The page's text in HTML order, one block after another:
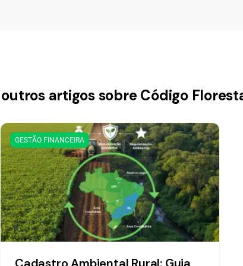
artigos sobre Código
GESTÃO FINANCEIRA
Cadastro Ambiental Rural: Guia